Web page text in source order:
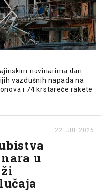
novinarima dan
vazdušnih napada na
i 74 krstareće rakete
22. JUL 2026.
u